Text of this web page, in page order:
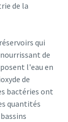
de la
qui
de
l'eau en
de
bactéries ont
quantités